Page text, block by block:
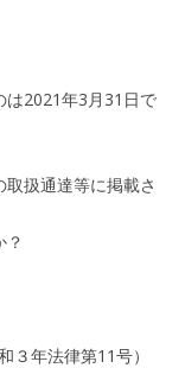
は2021年3月31日で
取扱通達等に掲載さ
？
３年法律第11号）